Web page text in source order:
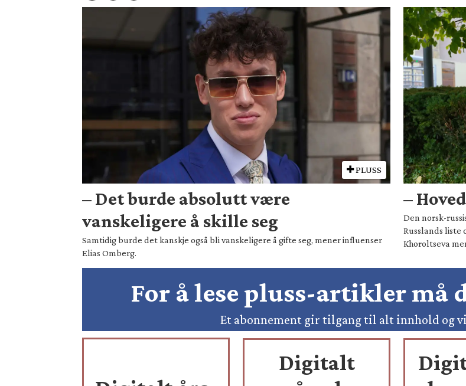
PLUSS
– Det burde absolutt være
vanskeligere å skille seg
Samtidig burde det kanskje også bli vanskeligere å gifte seg, mener influenser
Elias Omberg.
–
Den norsk-
Russlands liste
Khoroltseva
For å lese pluss-artikler må
Et abonnement gir tilgang til alt innhold og
Digitalt